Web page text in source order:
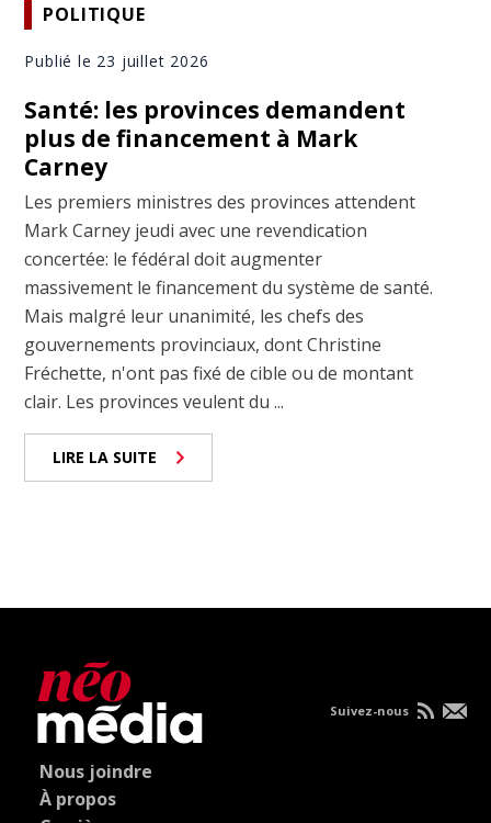
POLITIQUE
Publié le 23 juillet 2026
Santé: les provinces demandent
plus de financement à Mark
Carney
Les premiers ministres des provinces attendent
Mark Carney jeudi avec une revendication
concertée: le fédéral doit augmenter
massivement le financement du système de santé.
Mais malgré leur unanimité, les chefs des
gouvernements provinciaux, dont Christine
Fréchette, n'ont pas fixé de cible ou de montant
clair. Les provinces veulent du ...
LIRE LA SUITE
Nous joindre
À propos
Suivez-nous